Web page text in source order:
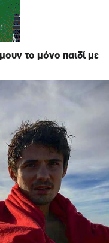
το μόνο παιδί με